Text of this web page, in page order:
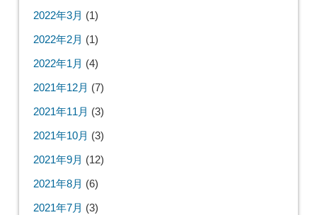
2022年3月 (1)
2022年2月 (1)
2022年1月 (4)
2021年12月 (7)
2021年11月 (3)
2021年10月 (3)
2021年9月 (12)
2021年8月 (6)
2021年7月 (3)